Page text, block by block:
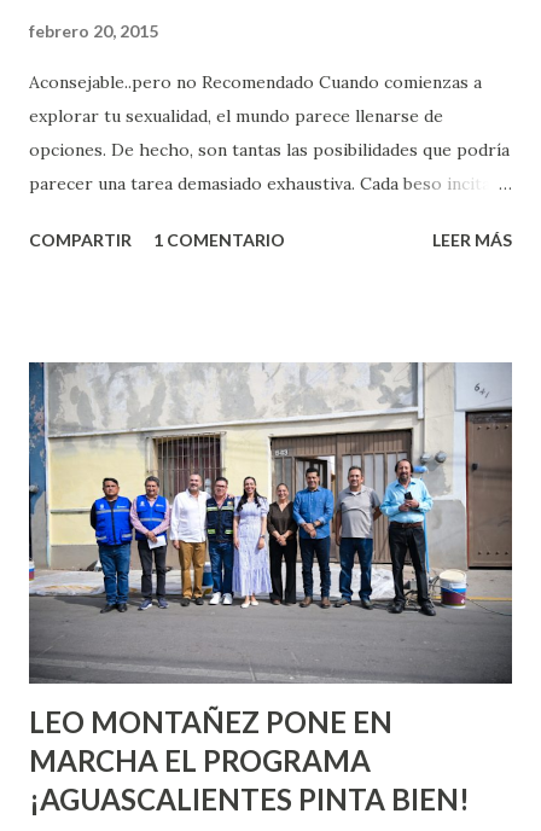
febrero 20, 2015
Aconsejable..pero no Recomendado Cuando comienzas a
explorar tu sexualidad, el mundo parece llenarse de
opciones. De hecho, son tantas las posibilidades que podría
parecer una tarea demasiado exhaustiva. Cada beso incita
partes de ti que jamás hubieras imaginado. El problema es
conoces ni la mitad de lo que deberías saber. Pero incluso
quienes ya han tenido relaciones sexuales no son expertos
o expertas en el tema. Siempre hay algo nuevo que
aprender y nuevas experiencias que conocer. Si eres una
chica y aún no has tenido relaciones sexuales, tal vez
pienses que el sexo será increíble y no puedas esperar para
experimentarlo, pero como cualquier persona con
experiencia te dirá, siempre es mejor cuando ambas partes
son suficientemen...
COMPARTIR 1 COMENTARIO LEER MÁS
LEO MONTAÑEZ PONE EN
MARCHA EL PROGRAMA
¡AGUASCALIENTES PINTA BIEN!